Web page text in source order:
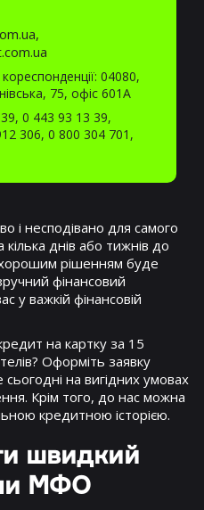
04080,
75, офіс 601А
, 0 443 93 13 39,
306, 0 800 304 701 ,
і несподівано для самого
днів або тижнів до
рішенням буде
фінансовий
у важкій фінансовій
на картку за 15
Оформіть заявку
на вигідних умовах
Крім того, до нас можна
кредитною історією.
швидкий
МФО